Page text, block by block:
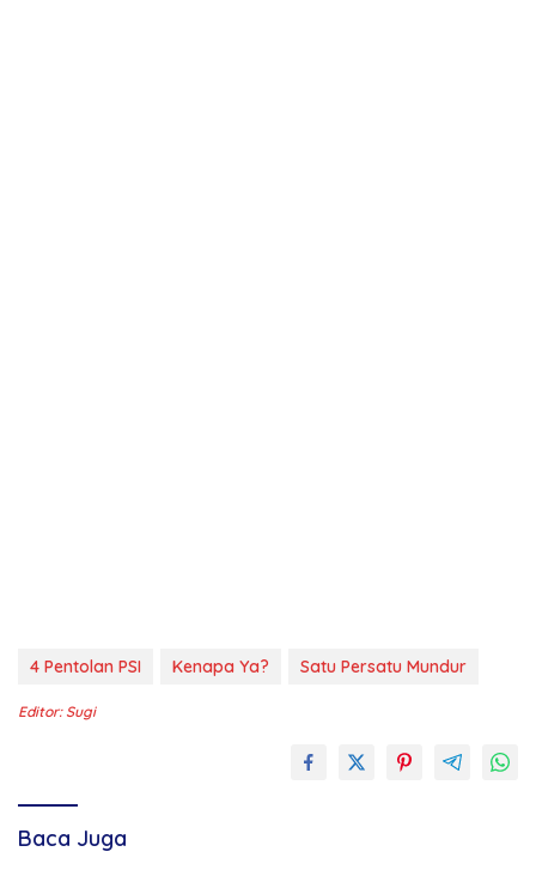
4 Pentolan PSI Kenapa Ya? Satu Persatu Mundur
Editor: Sugi
Baca Juga